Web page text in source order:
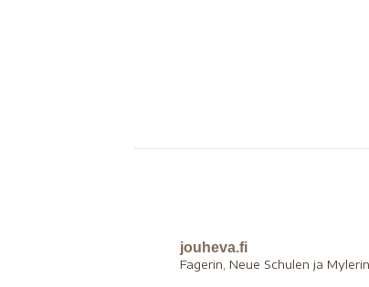
jouheva.fi
Fagerin, Neue Schulen ja